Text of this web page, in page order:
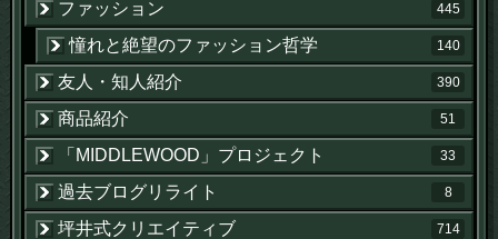
ファッション 445
憧れと絶望のファッション哲学 140
友人・知人紹介 390
商品紹介 51
「MIDDLEWOOD」プロジェクト 33
過去ブログリライト 8
坪井式クリエイティブ 714